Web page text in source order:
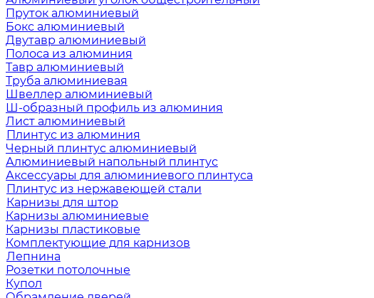
Пруток алюминиевый
Бокс алюминиевый
Двутавр алюминиевый
Полоса из алюминия
Тавр алюминиевый
Труба алюминиевая
Швеллер алюминиевый
Ш-образный профиль из алюминия
Лист алюминиевый
Плинтус из алюминия
Черный плинтус алюминиевый
Алюминиевый напольный плинтус
Аксессуары для алюминиевого плинтуса
Плинтус из нержавеющей стали
Карнизы для штор
Карнизы алюминиевые
Карнизы пластиковые
Комплектующие для карнизов
Лепнина
Розетки потолочные
Купол